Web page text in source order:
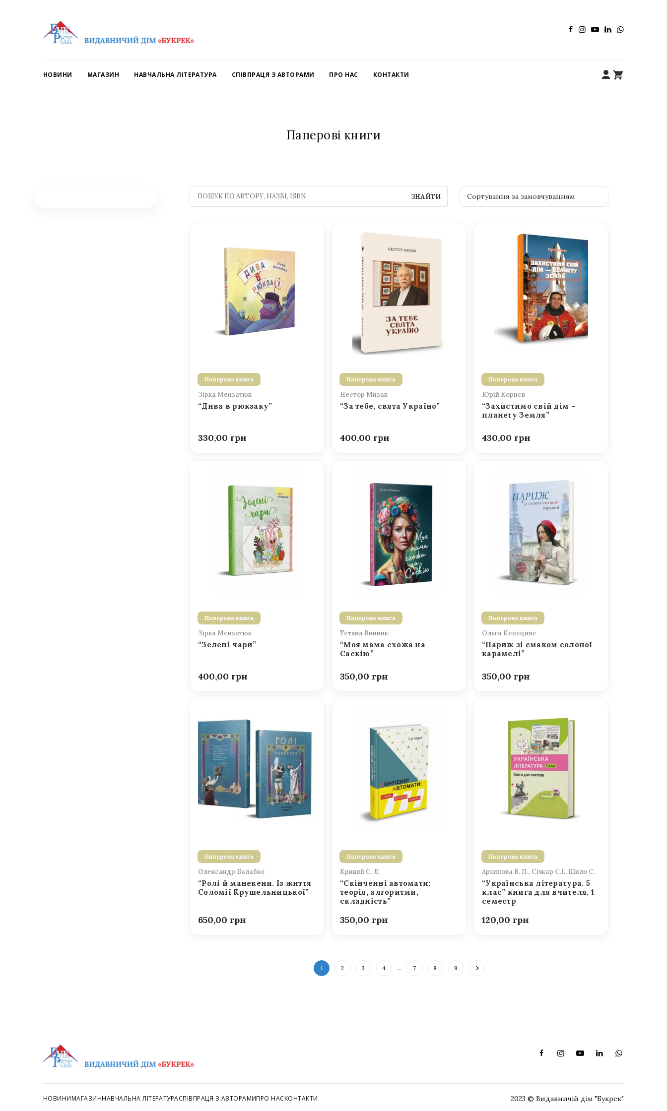
НОВИНИ МАГАЗИН НАВЧАЛЬНА ЛІТЕРАТУРА СПІВПРАЦЯ З АВТОРАМИ ПРО НАС КОНТАКТИ
Паперові книги
ЗНАЙТИ
Паперова книга
Зірка Мензатюк
“Дива в рюкзаку”
330,00
Паперова книга
Нестор Мизак
“За тебе, свята Україно”
400,00
Паперова книга
Юрій Корнєв
“Захистимо свій дім –
планету Земля”
430,00
Паперова книга
Зірка Мензатюк
“Зелені чари”
400,00
Паперова книга
Тетяна Винник
“Моя мама схожа на
Саскію”
350,00
Паперова книга
Ольга Кепецине
“Париж зі смаком солоної
карамелі”
350,00
Паперова книга
Олександр Балабко
“Ролі й манекени. Із життя
Соломії Крушельницької”
650,00
Паперова книга
Кривий С. Л.
“Скінченні автомати:
теорія, алгоритми,
складність”
350,00
Паперова книга
Архипова В. П., Січкар С.І., Шило С.
“Українська література. 5
клас” книга для вчителя, 1
семестр
120,00
1 2 3 4 … 7 8 9
НОВИНИМАГАЗИННАВЧАЛЬНА ЛІТЕРАТУРАСПІВПРАЦЯ З АВТОРАМИПРО НАСКОНТАКТИ 2023 © Видавничій дім "Букрек"